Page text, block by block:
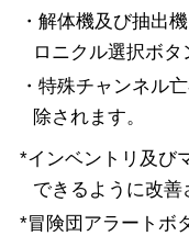
・解体機及び抽出
ロニクル選択ボタ
・特殊チャンネル
除されます。
*インベントリ及び
できるように改善
*冒険団アラートボ